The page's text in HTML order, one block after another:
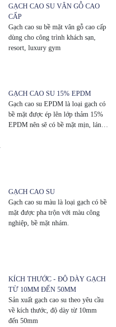
GẠCH CAO SU VÂN GỖ CAO
CẤP
Gạch cao su bề mặt vân gỗ cao cấp
dùng cho công trình khách sạn,
resort, luxury gym
GẠCH CAO SU 15% EPDM
Gạch cao su EPDM là loại gạch có
bề mặt được ép lên lớp thảm 15%
EPDM nên sẽ có bề mặt mịn, láng,
GẠCH CAO SU
Gạch cao su màu là loại gạch có bề
mặt được pha trộn với màu công
nghiệp, bề mặt nhám.
KÍCH THƯỚC - ĐỘ DÀY GẠCH
TỪ 10MM ĐẾN 50MM
Sản xuất gạch cao su theo yêu cầu
về kích thước, độ dày từ 10mm
đến 50mm